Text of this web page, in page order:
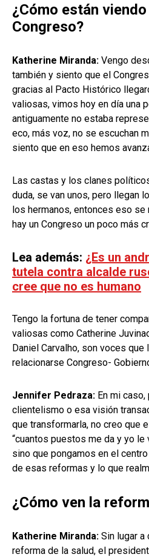
¿Cómo están
Congreso?
Katherine Miranda: Vengo
también y siento que el
gracias al Pacto Histórico
valiosas, vimos hoy en día una
antiguamente no estaba
eco, más voz, no se escuchan
siento que en eso hemos
Las castas y los clanes
duda, se van unos, pero llegan
los hermanos, entonces eso se
hay un Congreso un poco más
Lea además: ¿Es un
tutela contra alcalde
cree que no es humano
Tengo la fortuna de tener
valiosas como Catherine
Daniel Carvalho, son voces que
relacionarse Congreso-
Jennifer Pedraza: En mi
clientelismo o esa visión
que transformarla, no creo que
“cuantos puestos me da y yo le
sino que pongamos en el
de esas reformas y lo que
¿Cómo ven la
Katherine Miranda: Sin lugar a
reforma de la salud, el